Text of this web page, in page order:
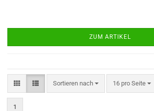
ZUM ARTIKEL
Sortieren nach
Sortieren nach 16 pro Seite
pro Seite
1